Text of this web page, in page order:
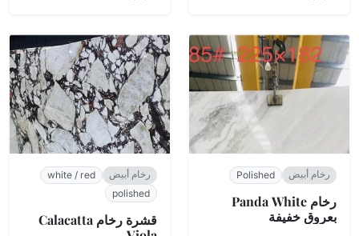
رخام أبيض Polished
رخام Panda White
بعروق خفيفة
رخام أبيض
white / red
polished
قشرة رخام Calacatta